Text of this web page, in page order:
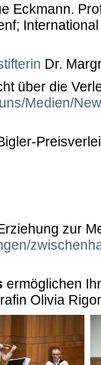
Eckmann.
Dr.
über die
Medien/
zur
ermöglichen
Olivia